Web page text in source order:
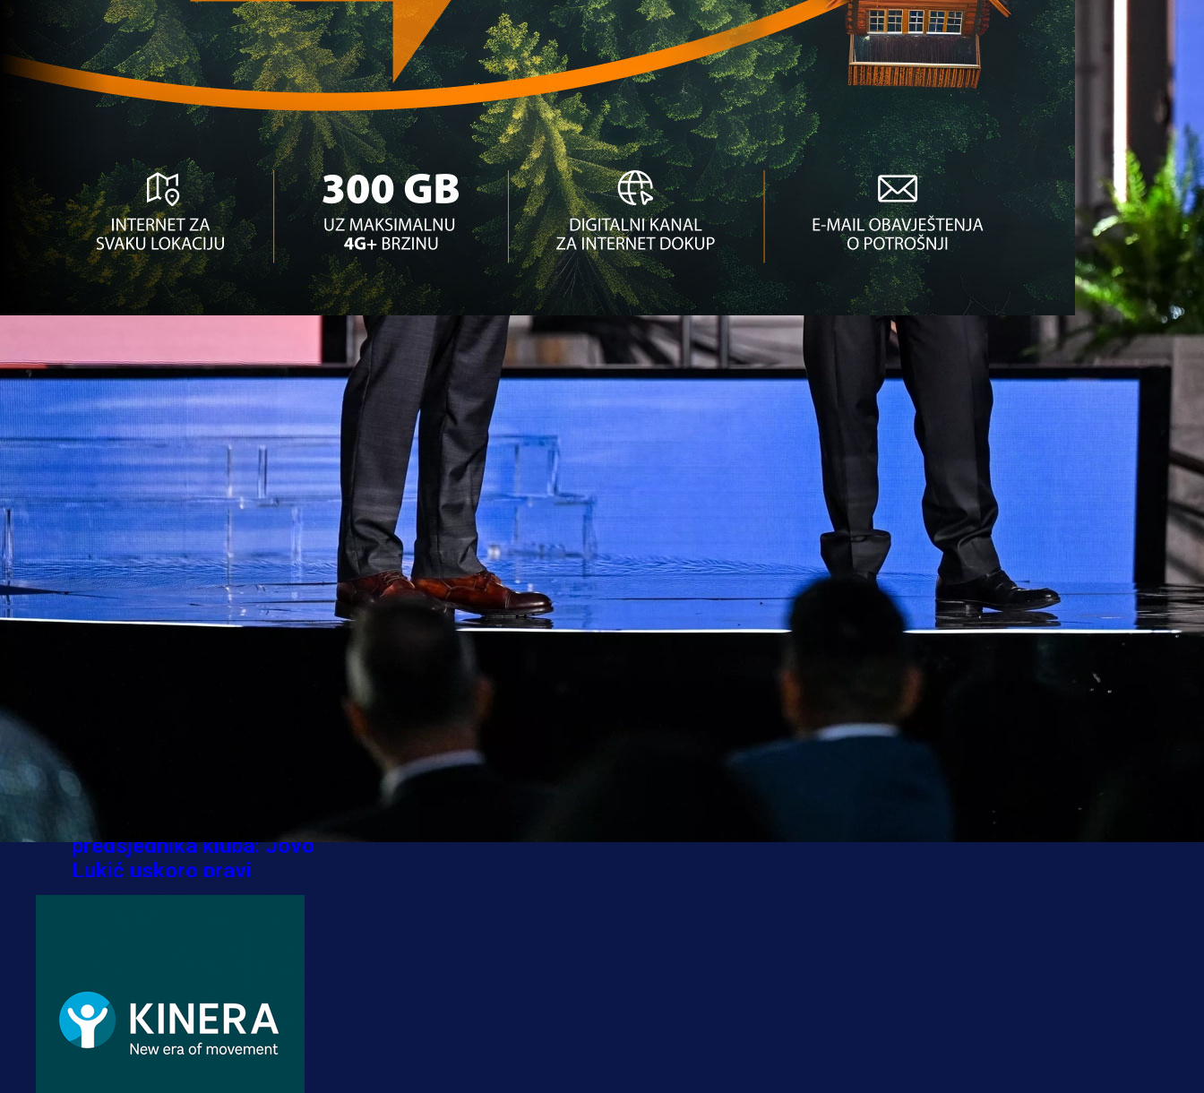
Reprezentacije
FIFA predstavila logo za Svjetsko prvenstvo 2026. godine!
3 godina 2 mjesec
Najčitanije Najnovije
Sve je gotovo: Edin Džeko
donio odluku, evo gdje
nastavlja karijeru!
1 sedmica 5 dan
A Selekcija
Ovo niko nije očekivao:
Nikola Vasilj iznenadio
izborom novog kluba!
3 sedmica 6 dan
A Selekcija
predsjednika kluba: Jovo
Lukić uskoro pravi
transfer!?
Zmajevi dobili veliko
pojačanje: Fudbaler
Olympiacosa želi obući